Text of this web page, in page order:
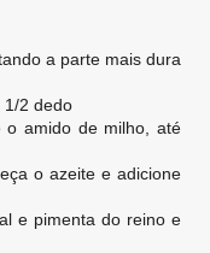
a parte mais dura
1/2 dedo
o amido de milho, até
o azeite e adicione
e pimenta do reino e